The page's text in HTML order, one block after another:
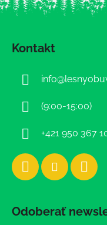
Kontakt
info@
(9:00-15:00)
+421 950 367
Odoberať